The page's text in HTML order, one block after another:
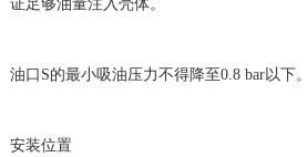
证足够油量注入壳体。
油口S的最小吸油压力不得降至0.8 bar以下。
安装位置